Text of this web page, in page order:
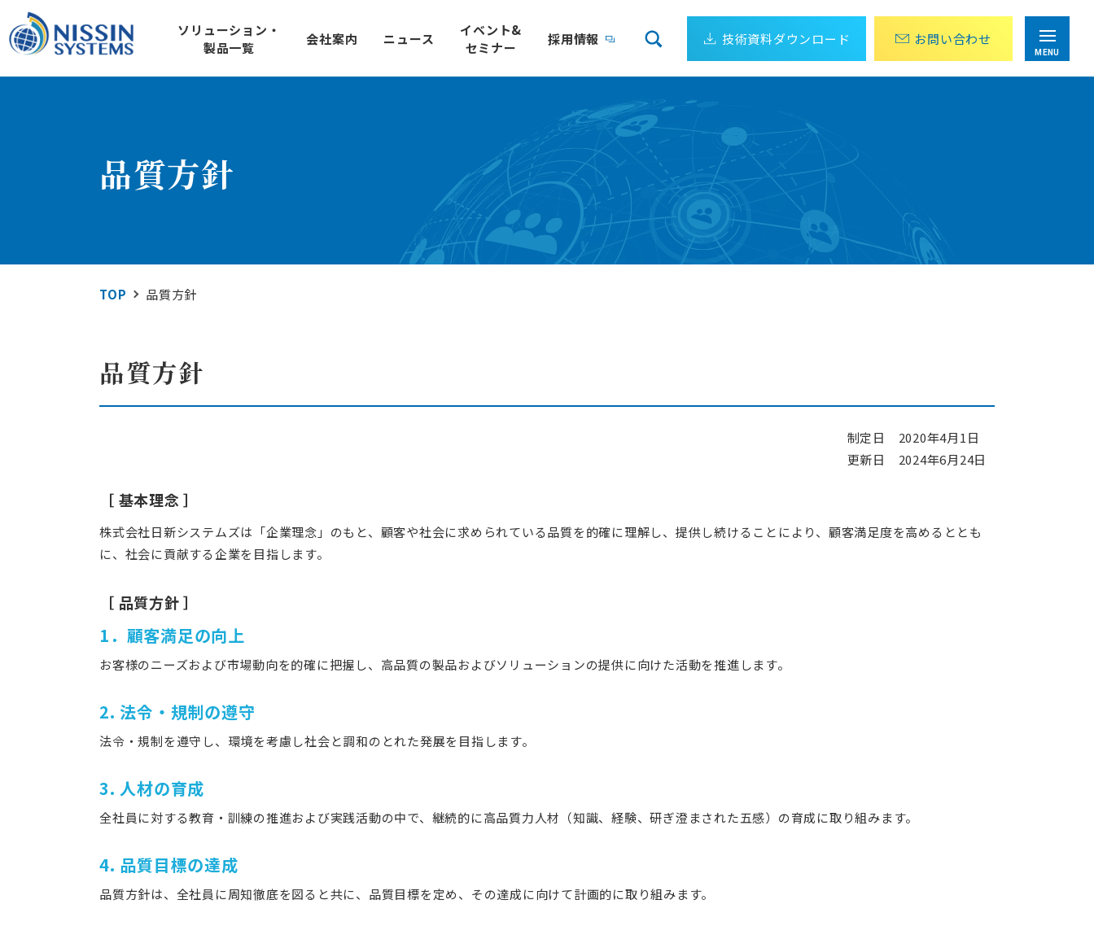
MENU
ソリューション・
製品一覧
技術情報
製造ライン、装置ごとの電力量を24時間監視
電力の見える化パッケージ
目視点検・巡回作業にかかる労力を削減
アナログメーター値の遠隔監視パッケージ
IoT向けLPWA 国際標準規格
Wi-SUN FAN
設計から運用までOPC UA 導入をトータル支援
OPC UA導入ソリューション
DDS規格準拠ネットワークミドルウェア
RTI Connext DDS
Empress認定技術者が在籍
組込みデータベース
組み込み向けTLS/SSLライブラリ
wolfSSL
エリアアグリゲーションシステム ローカルEMS ECHONET Lite
脱属人化のシステム設計ドキュメント
リバースエンジニアリングソリューション
設計からコンフォーマンステストまでトータルサポート
産業用ネットワークソリューション
脆弱性管理ツールの提案・導入、対応システムの開発
IoT機器セキュリティ支援サービス
会社案内
企業理念
企業ビジョン
成長し続ける日新システムズ
アクセス
ニュース
イベント&
セミナー
採用情報 技術資料ダウンロード お問い合わせ
品質方針
TOP 品質方針
品質方針
制定日 2020年4月1日
更新日 2024年6月24日
［ 基本理念 ］
株式会社日新システムズは「企業理念」のもと、顧客や社会に求められている品質を的確に理解し、提供し続けることにより、顧客満足度を高めるととも
に、社会に貢献する企業を目指します。
［ 品質方針 ］
1．顧客満足の向上
お客様のニーズおよび市場動向を的確に把握し、高品質の製品およびソリューションの提供に向けた活動を推進します。
2. 法令・規制の遵守
法令・規制を遵守し、環境を考慮し社会と調和のとれた発展を目指します。
3. 人材の育成
全社員に対する教育・訓練の推進および実践活動の中で、継続的に高品質力人材（知識、経験、研ぎ澄まされた五感）の育成に取り組みます。
4. 品質目標の達成
品質方針は、全社員に周知徹底を図ると共に、品質目標を定め、その達成に向けて計画的に取り組みます。